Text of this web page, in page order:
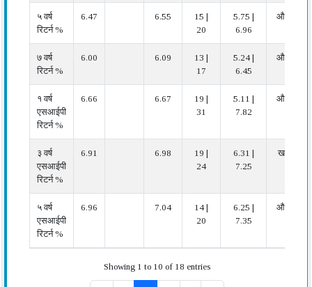
५ वर्ष
रिटर्न %
6.47 6.55
15 |
20
5.75 |
6.96
औसत
७ वर्ष
रिटर्न %
6.00 6.09
13 |
17
5.24 |
6.45
औसत
१ वर्ष
एसआईपी
रिटर्न %
6.66 6.67
19 |
31
5.11 |
7.82
औसत
३ वर्ष
एसआईपी
रिटर्न %
6.91 6.98
19 |
24
6.31 |
7.25
खराब
५ वर्ष
एसआईपी
रिटर्न %
6.96 7.04
14 |
20
6.25 |
7.35
औसत
Showing 1 to 10 of 18 entries